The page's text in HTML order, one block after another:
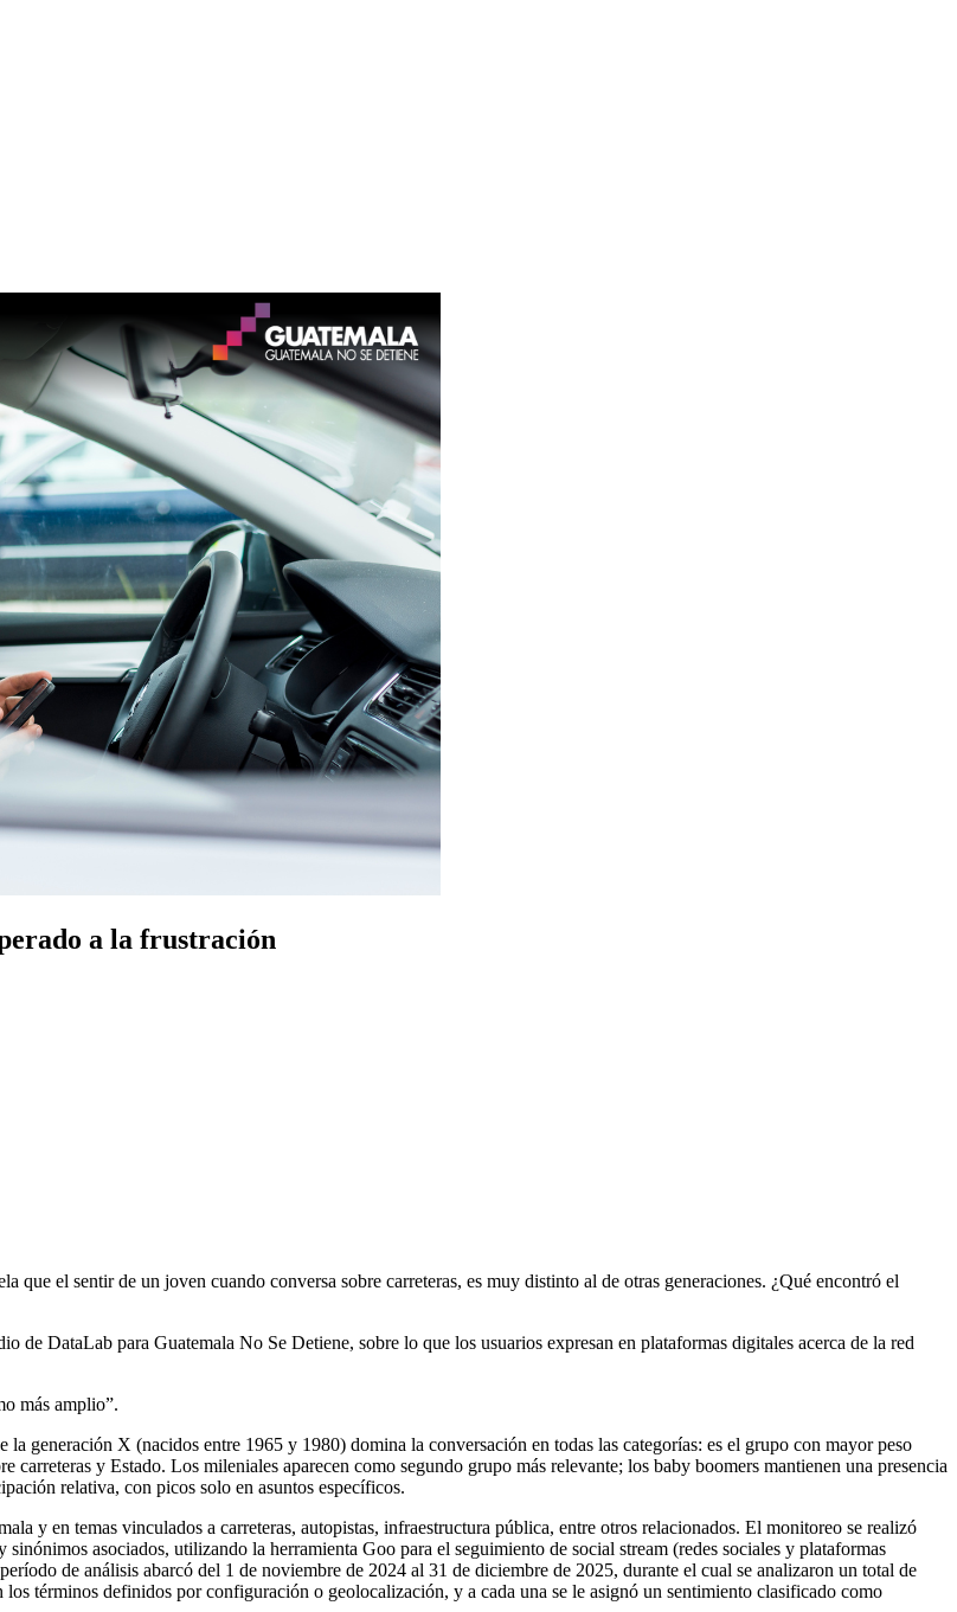
a la frustración
que el sentir de un joven cuando conversa sobre carreteras, es muy distinto al de otras generaciones. ¿Qué encontró el
de DataLab para Guatemala No Se Detiene, sobre lo que los usuarios expresan en plataformas digitales acerca de la red
más amplio”.
generación X (nacidos entre 1965 y 1980) domina la conversación en todas las categorías: es el grupo con mayor peso
y Estado. Los mileniales aparecen como segundo grupo más relevante; los baby boomers mantienen una presencia
relativa, con picos solo en asuntos específicos.
y en temas vinculados a carreteras, autopistas, infraestructura pública, entre otros relacionados. El monitoreo se realizó
asociados, utilizando la herramienta Goo para el seguimiento de social stream (redes sociales y plataformas
de análisis abarcó del 1 de noviembre de 2024 al 31 de diciembre de 2025, durante el cual se analizaron un total de
términos definidos por configuración o geolocalización, y a cada una se le asignó un sentimiento clasificado como